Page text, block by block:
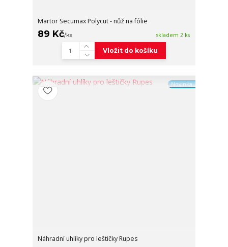
Martor Secumax Polycut - nůž na fólie
89 Kč/ks skladem 2 ks
Vložit do košíku
Novinka
Náhradní uhlíky pro leštičky Rupes